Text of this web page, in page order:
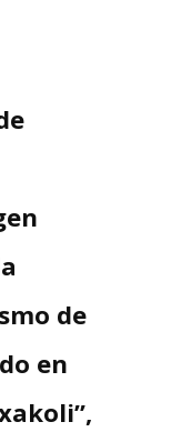
de
en